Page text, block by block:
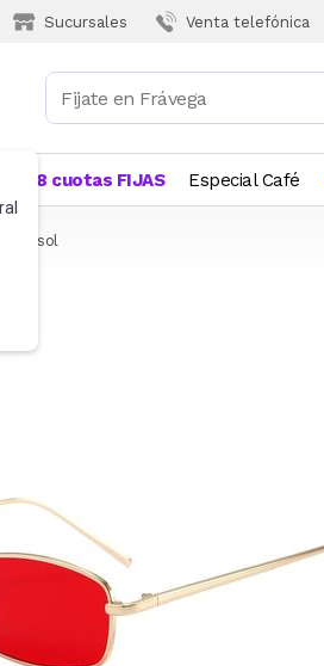
Sucursales Venta telefónica
18 cuotas FIJAS Especial Café
de sol